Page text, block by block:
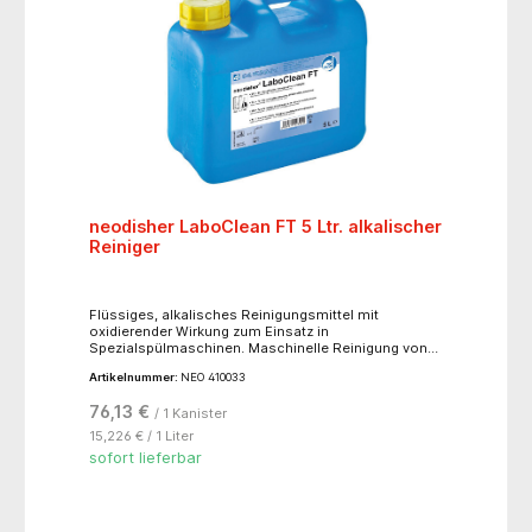
neodisher LaboClean FT 5 Ltr. alkalischer
Reiniger
Flüssiges, alkalisches Reinigungsmittel mit
oxidierender Wirkung zum Einsatz in
Spezialspülmaschinen. Maschinelle Reinigung von
Nuklearmedizin, Ernährungswirtschaft und
geräten in Apotheken. neodisher LaboClean FT
verfügt über eine sehr gute Reinigungswirkung und
ist frei von Tensiden u.a. oberflächenaktiven
Substanzen. Nährbodenreste, Blut, Eiweiß,
Artikelnummer: NEO 410033
76,13 € / 1 Kanister
15,226 € / 1 Liter
sofort lieferbar